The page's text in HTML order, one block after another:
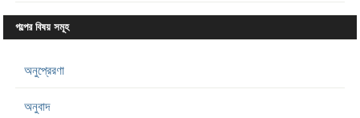
গল্পের বিষয় সমূহ
অনুপ্রেরণা
অনুবাদ